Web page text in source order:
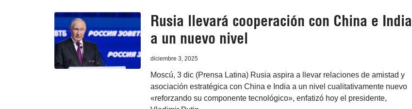
Rusia llevará cooperación con China e India
a un nuevo nivel
diciembre 3, 2025
Moscú, 3 dic (Prensa Latina) Rusia aspira a llevar relaciones de amistad y
asociación estratégica con China e India a un nivel cualitativamente nuevo
«reforzando su componente tecnológico», enfatizó hoy el presidente,